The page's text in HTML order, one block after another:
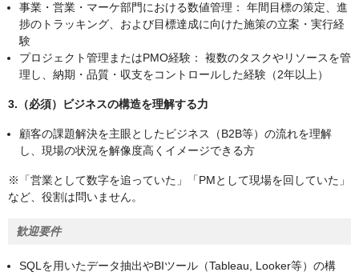
事業・営業・マーケ部門における数値管理： 年間目標の策定、進
捗のトラッキング、および目標達成に向けた施策の立案・実行経
験
プロジェクト管理またはPMO経験： 複数のタスクやリソースを管
理し、納期・品質・収支をコントロールした経験（2年以上）
3.（必須）ビジネスの構造を理解する力
顧客の課題解決を主眼としたビジネス（B2B等）の流れを理解
し、現場の状況を解像度高くイメージできる方
※「営業として数字を追っていた」「PMとして現場を回していた」
など、役割は問いません。
歓迎要件
SQLを用いたデータ抽出やBIツール（Tableau, Looker等）の構